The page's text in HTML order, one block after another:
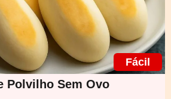
Fácil
Polvilho Sem Ovo